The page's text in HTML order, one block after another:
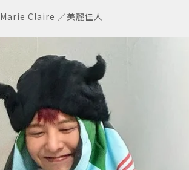
Marie Claire ／美麗佳人